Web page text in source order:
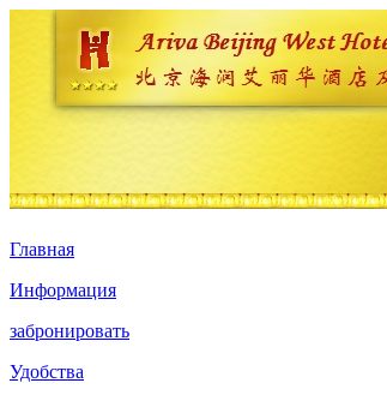
Главная
Информация
забронировать
Удобства